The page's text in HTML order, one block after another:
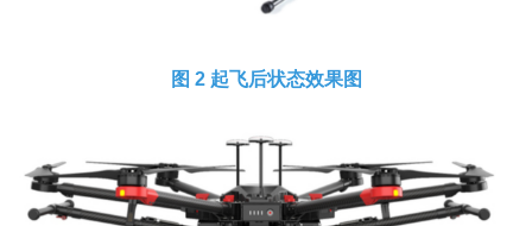
图 2 起飞后状态效果图